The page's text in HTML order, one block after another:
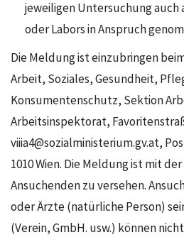
jeweiligen Untersuchung auch
oder Labors in Anspruch
Die Meldung ist einzubringen
Arbeit, Soziales, Gesundheit,
Konsumentenschutz, Sektion
Arbeitsinspektorat,
viiia4@sozialministerium.gv.at,
1010 Wien. Die Meldung ist mit
Ansuchenden zu versehen.
oder Ärzte (natürliche Person)
(Verein, GmbH. usw.) können